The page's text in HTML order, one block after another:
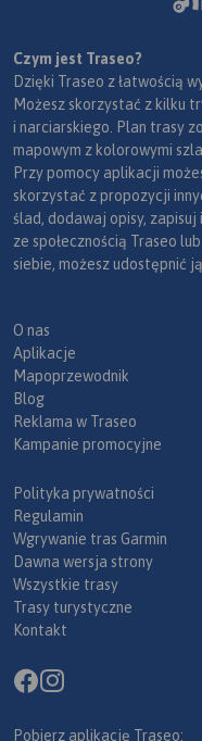
Czym jest Traseo?
Dzięki Traseo z łatwością
Możesz skorzystać z kilku
i narciarskiego. Plan trasy
mapowym z kolorowymi
Przy pomocy aplikacji
skorzystać z propozycji
ślad, dodawaj opisy,
ze społecznością Traseo
siebie, możesz udostępnić
O nas
Aplikacje
Mapoprzewodnik
Blog
Reklama w Traseo
Kampanie promocyjne
Polityka prywatności
Regulamin
Wgrywanie tras Garmin
Dawna wersja strony
Wszystkie trasy
Trasy turystyczne
Kontakt
Pobierz aplikację Traseo: